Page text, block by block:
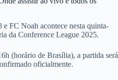
FC Noah acontece nesta quinta-
da Conference League 2025.
(horário de Brasília), a partida será
oficialmente.